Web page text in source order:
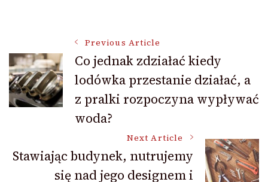
Post
Navigation
Previous Article
Co jednak zdziałać kiedy
lodówka przestanie działać, a
z pralki rozpoczyna wypływać
woda?
Next Article
Stawiając budynek, nutrujemy
się nad jego designem i